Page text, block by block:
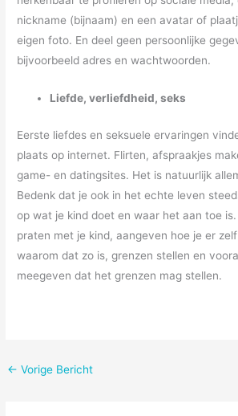
nickname (bijnaam) en een avatar of
eigen foto. En deel geen persoonlijke
bijvoorbeeld adres en wachtwoorden.
Liefde, verliefdheid, seks
Eerste liefdes en seksuele ervaringen
plaats op internet. Flirten, afspraakjes
game- en datingsites. Het is natuurlijk
Bedenk dat je ook in het echte leven
op wat je kind doet en waar het aan toe
praten met je kind, aangeven hoe je er
waarom dat zo is, grenzen stellen en
meegeven dat het grenzen mag stellen.
← Vorige Bericht